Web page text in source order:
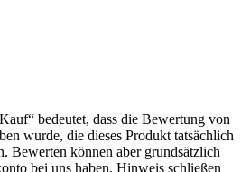
bedeutet, dass die Bewertung von
wurde, die dieses Produkt tatsächlich
Bewerten können aber grundsätzlich
bei uns haben. Hinweis schließen